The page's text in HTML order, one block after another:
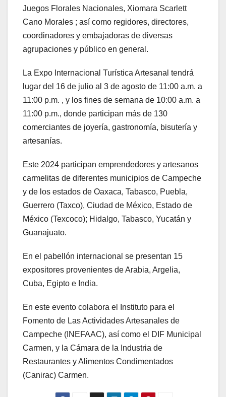
Juegos Florales Nacionales, Xiomara Scarlett
Cano Morales ; así como regidores, directores,
coordinadores y embajadoras de diversas
agrupaciones y público en general.
La Expo Internacional Turística Artesanal tendrá
lugar del 16 de julio al 3 de agosto de 11:00 a.m. a
11:00 p.m. , y los fines de semana de 10:00 a.m. a
11:00 p.m., donde participan más de 130
comerciantes de joyería, gastronomía, bisutería y
artesanías.
Este 2024 participan emprendedores y artesanos
carmelitas de diferentes municipios de Campeche
y de los estados de Oaxaca, Tabasco, Puebla,
Guerrero (Taxco), Ciudad de México, Estado de
México (Texcoco); Hidalgo, Tabasco, Yucatán y
Guanajuato.
En el pabellón internacional se presentan 15
expositores provenientes de Arabia, Argelia,
Cuba, Egipto e India.
En este evento colabora el Instituto para el
Fomento de Las Actividades Artesanales de
Campeche (INEFAAC), así como el DIF Municipal
Carmen, y la Cámara de la Industria de
Restaurantes y Alimentos Condimentados
(Canirac) Carmen.